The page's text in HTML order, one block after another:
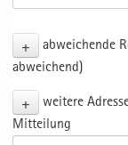
+
abweichende
abweichend)
+
weitere
Mitteilung